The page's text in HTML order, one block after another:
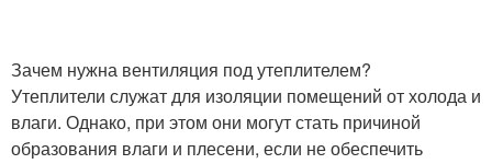
Зачем нужна вентиляция под утеплителем?
Утеплители служат для изоляции помещений от холода и
влаги. Однако, при этом они могут стать причиной
образования влаги и плесени, если не обеспечить